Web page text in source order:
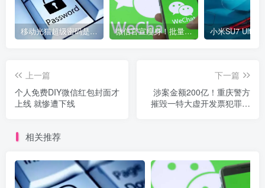
移动光猫超级密码是多少？移动光猫超级管理员后台账号与密码 微信官宣瘦身！批量清理原图新功能来了 安卓、iOS均可使用
上一篇
个人免费DIY微信红包封面才
上线 就惨遭下线
下一篇
涉案金额200亿！重庆警方
摧毁一特大虚开发票犯罪网
相关推荐